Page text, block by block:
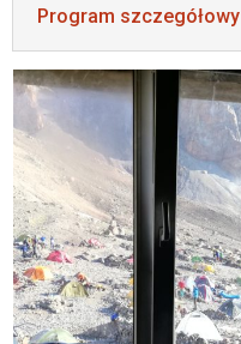
Program szczegółowy